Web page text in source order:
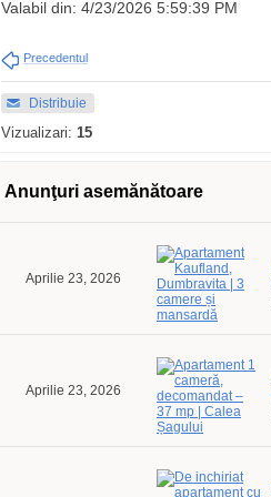
Valabil din: 4/23/2026 5:59:39 PM
Precedentul
Distribuie
Vizualizari: 15
Anunţuri asemănătoare
Aprilie 23, 2026
Aprilie 23, 2026